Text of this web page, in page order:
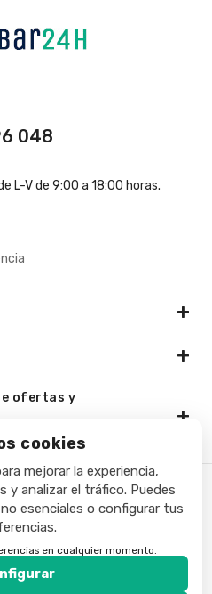
cookies
mejorar la experiencia,
y analizar el tráfico. Puedes
esenciales o configurar tus
en cualquier momento.
048
L-V de 9:00 a 18:00 horas.
ofertas y
Todos los derechos